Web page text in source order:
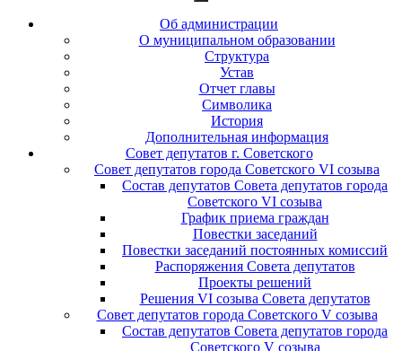
Об администрации
О муниципальном образовании
Структура
Устав
Отчет главы
Символика
История
Дополнительная информация
Совет депутатов г. Советского
Совет депутатов города Советского VI созыва
Состав депутатов Совета депутатов города
Советского VI созыва
График приема граждан
Повестки заседаний
Повестки заседаний постоянных комиссий
Распоряжения Совета депутатов
Проекты решений
Решения VI созыва Совета депутатов
Совет депутатов города Советского V созыва
Состав депутатов Совета депутатов города
Советского V созыва